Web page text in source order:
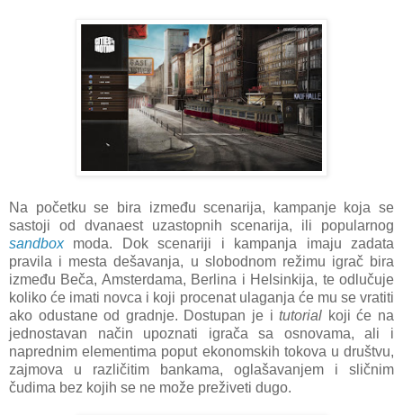
Na početku se bira između scenarija, kampanje koja se
sastoji od dvanaest uzastopnih scenarija, ili popularnog
sandboxmoda. Dok scenariji i kampanja imaju zadata
pravila i mesta dešavanja, u slobodnom režimu igrač bira
između Beča, Amsterdama, Berlina i Helsinkija, te odlučuje
koliko će imati novca i koji procenat ulaganja će mu se vratiti
ako odustane od gradnje. Dostupan je itutorial koji će na
jednostavan način upoznati igrača sa osnovama, ali i
naprednim elementima poput ekonomskih tokova u društvu,
zajmova u različitim bankama, oglašavanjem i sličnim
čudima bez kojih se ne može preživeti dugo.